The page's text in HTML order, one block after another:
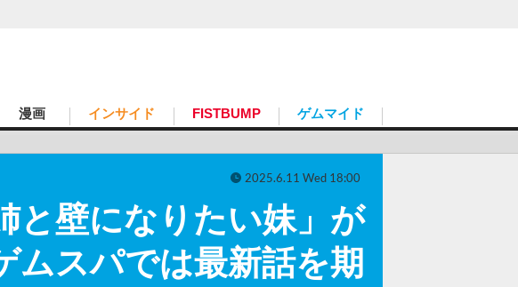
漫画 インサイド FISTBUMP ゲムマイド
と壁になりたい妹」が
ムスパでは最新話を期
2025.6.11 Wed 18:00